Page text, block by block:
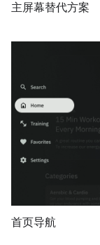
主屏幕替代方案
首页导航